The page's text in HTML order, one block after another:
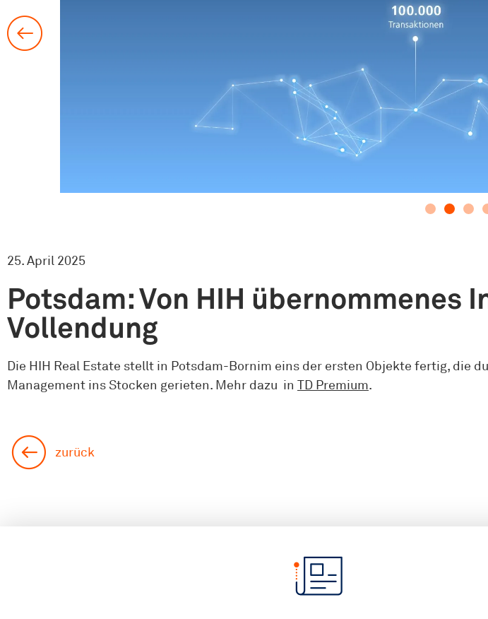
25. April 2025
Potsdam: Von HIH übernommenes
Vollendung
Die HIH Real Estate stellt in Potsdam-Bornim eins der ersten Objekte fertig, die
Management ins Stocken gerieten. Mehr dazu in TD Premium.
zurück